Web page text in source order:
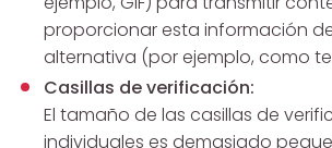
proporcionar esta información
alternativa (por ejemplo, como
Casillas de verificación:
El tamaño de las casillas de
individuales es demasiado